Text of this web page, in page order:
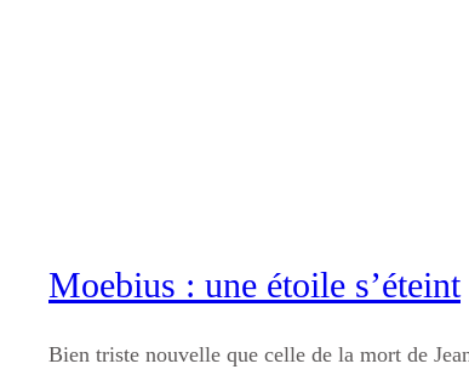
Moebius : une étoile s’éteint
Bien triste nouvelle que celle de la mort de